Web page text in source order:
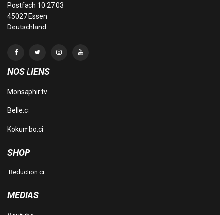
Postfach 10 27 03
45027 Essen
Deutschland
NOS LIENS
Monsaphir.tv
Belle.ci
Kokumbo.ci
SHOP
Reduction.ci
MEDIAS